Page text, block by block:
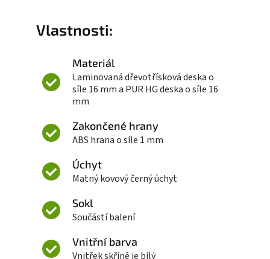
Vlastnosti:
Materiál
Laminovaná dřevotřísková deska o
síle 16 mm a PUR HG deska o síle 16
mm
Zakončené hrany
ABS hrana o síle 1 mm
Úchyt
Matný kovový černý úchyt
Sokl
Součástí balení
Vnitřní barva
Vnitřek skříně je bílý